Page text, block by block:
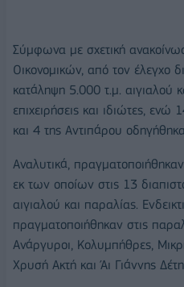
Σύμφωνα με σχετική
Οικονομικών, από τον έλεγχο
κατάληψη 5.000 τ.μ. αιγιαλού
επιχειρήσεις και ιδιώτες, ενώ
και 4 της Αντιπάρου
Αναλυτικά, πραγματοποιήθηκαν
εκ των οποίων στις 13
αιγιαλού και παραλίας.
πραγματοποιήθηκαν στις
Ανάργυροι, Κολυμπήθρες,
Χρυσή Ακτή και Άι Γιάννης